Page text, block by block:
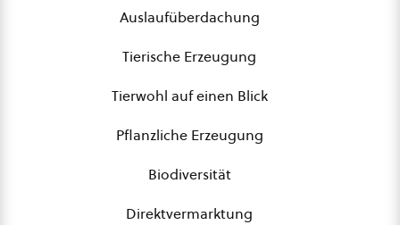
Auslaufüberdachung
Tierische Erzeugung
Tierwohl auf einen Blick
Pflanzliche Erzeugung
Biodiversität
Direktvermarktung